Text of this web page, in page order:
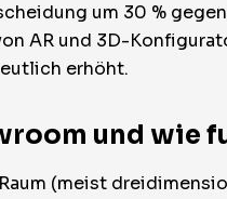
um 30 %
AR und 3D-
erhöht.
und wie
(meist